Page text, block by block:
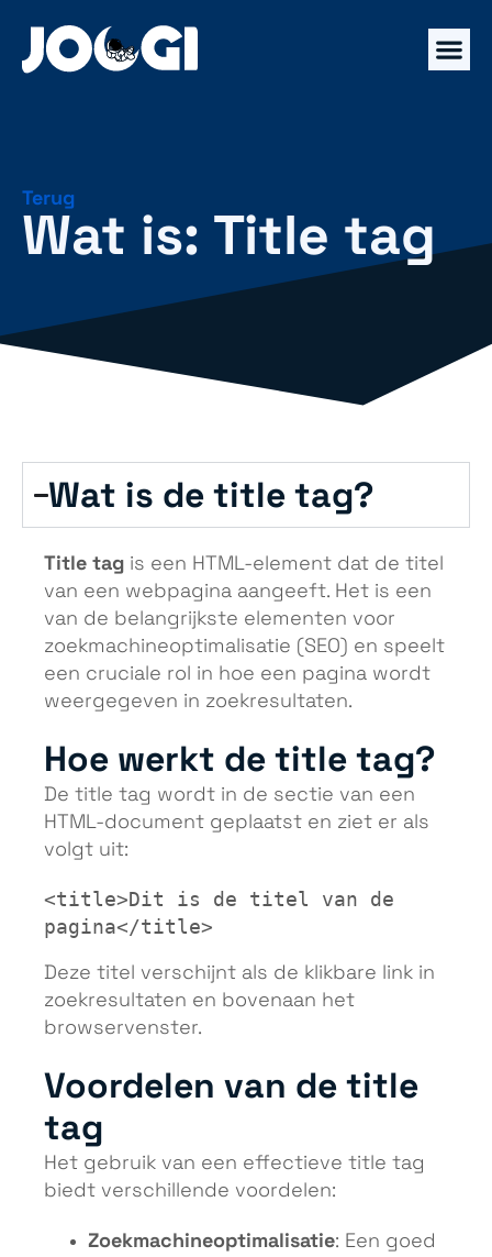
Terug
Wat is: Title tag
Wat is de title tag?
Title tag is een HTML-element dat de titel
van een webpagina aangeeft. Het is een
van de belangrijkste elementen voor
zoekmachineoptimalisatie (SEO) en speelt
een cruciale rol in hoe een pagina wordt
weergegeven in zoekresultaten.
Hoe werkt de title tag?
De title tag wordt in de sectie van een
HTML-document geplaatst en ziet er als
volgt uit:
<title>Dit is de titel van de
pagina</title>
Deze titel verschijnt als de klikbare link in
zoekresultaten en bovenaan het
browservenster.
Voordelen van de title
tag
Het gebruik van een effectieve title tag
biedt verschillende voordelen:
Zoekmachineoptimalisatie: Een goed